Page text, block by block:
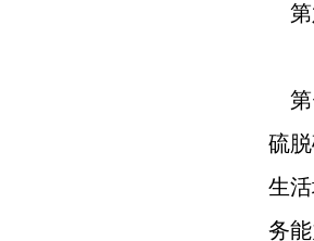
第
第
硫
生
务能